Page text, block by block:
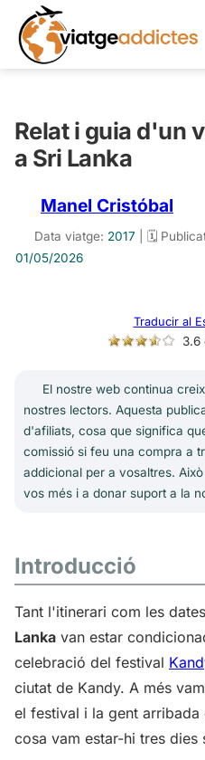
Relat i guia d'un
a Sri Lanka
Manel Cristóbal
Data viatge: 2017 | 🗓️
01/05/2026
3.6
Traducir al
El nostre web continua
nostres lectors. Aquesta
d'afiliats, cosa que significa
comissió si feu una compra a
addicional per a vosaltres.
vos més i a donar suport a la
Introducció
Tant l'itinerari com les
Lanka van estar
celebració del festival
ciutat de Kandy. A més
el festival i la gent
cosa vam estar-hi tres dies